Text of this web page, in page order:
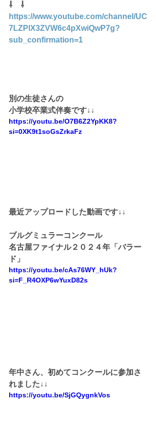
⇩    ⇩
https://www.youtube.com/channel/UC
7LZPlX3ZVW6c4pXwiQwP7g?
sub_confirmation=1
別の生徒さんの
小学校卒業式伴奏です↓↓
https://youtu.be/O7B6Z2YpKK8?
si=0XK9t1soGsZrkaFz
最近アップロードした動画です↓↓
ブルグミュラーコンクール
名古屋ファイナル２０２４年「バラー
ド」
https://youtu.be/cAs76WY_hUk?
si=F_R4OXP6wYuxD82s
年中さん、初めてコンクールに参加さ
れました↓↓
https://youtu.be/SjGQygnkVos